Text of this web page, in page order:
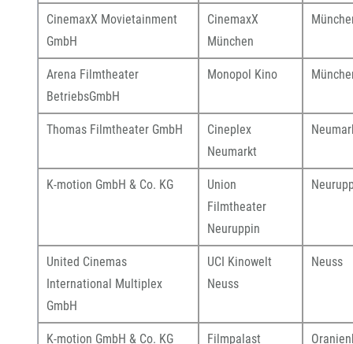
CinemaxX Movietainment
GmbH
CinemaxX
München
Arena Filmtheater
BetriebsGmbH
Monopol Kino
Thomas Filmtheater GmbH
Cineplex
Neumarkt
K-motion GmbH & Co. KG
Union
Filmtheater
Neuruppin
United Cinemas
International Multiplex
GmbH
UCI Kinowelt
Neuss
Neuss
K-motion GmbH & Co. KG
Filmpalast